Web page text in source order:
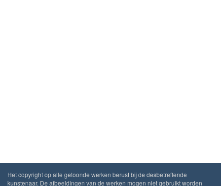
Het copyright op alle getoonde werken berust bij de desbetreffende
kunstenaar. De afbeeldingen van de werken mogen niet gebruikt worden